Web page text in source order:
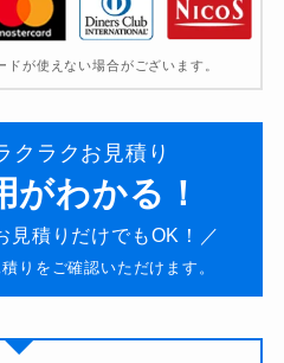
が使えない場合がございます。
クラクお見積り
がわかる！
見積りだけでもOK！／
りをご確認いただけます。